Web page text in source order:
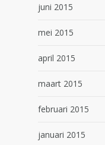
juni 2015
mei 2015
april 2015
maart 2015
februari 2015
januari 2015